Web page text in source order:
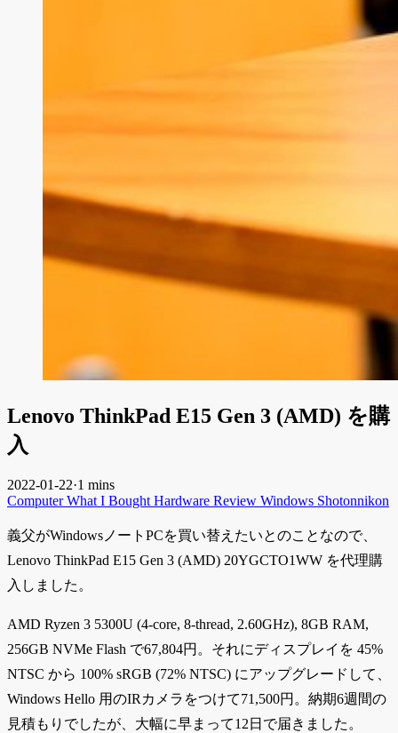
Lenovo ThinkPad E15 Gen 3 (AMD) を購
入
2022-01-22·1 mins
ComputerWhat I BoughtHardware Review Windows Shotonnikon
義父がWindowsノートPCを買い替えたいとのことなので、
Lenovo ThinkPad E15 Gen 3 (AMD) 20YGCTO1WW を代理購
入しました。
AMD Ryzen 3 5300U (4-core, 8-thread, 2.60GHz), 8GB RAM,
256GB NVMe Flash で67,804円。それにディスプレイを 45%
NTSC から 100% sRGB (72% NTSC) にアップグレードして、
Windows Hello 用のIRカメラをつけて71,500円。納期6週間の
見積もりでしたが、大幅に早まって12日で届きました。